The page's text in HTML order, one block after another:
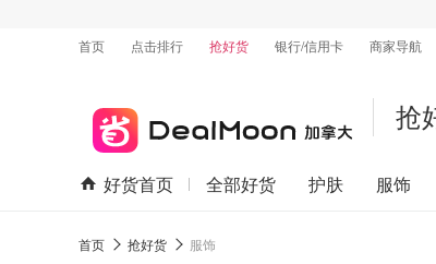
首页
点击排行 抢好货 银行/信用卡 商家导航
抢
好货首页 全部好货 护肤 服饰
首页 抢好货 服饰